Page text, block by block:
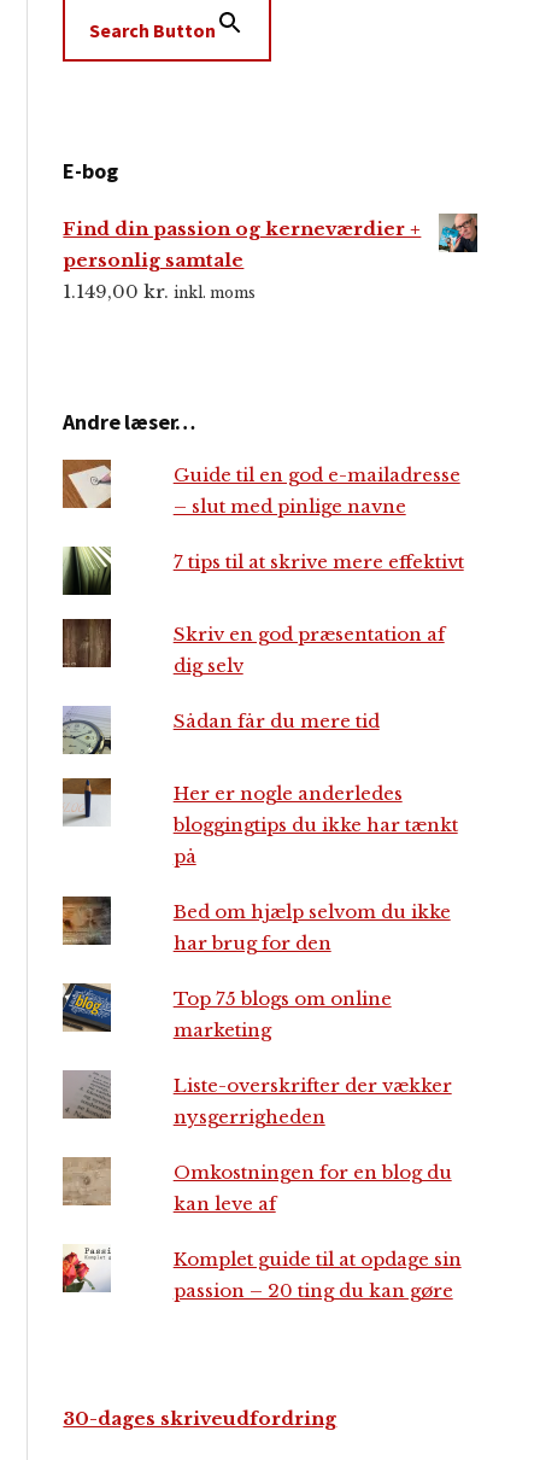
Search Button
E-bog
Find din passion og kerneværdier +
personlig samtale
1.149,00kr. inkl. moms
Andre læser…
Guide til en god e-mailadresse
– slut med pinlige navne
7 tips til at skrive mere effektivt
Skriv en god præsentation af
dig selv
Sådan får du mere tid
Her er nogle anderledes
bloggingtips du ikke har tænkt
på
Bed om hjælp selvom du ikke
har brug for den
Top 75 blogs om online
marketing
Liste-overskrifter der vækker
nysgerrigheden
Omkostningen for en blog du
kan leve af
Komplet guide til at opdage sin
passion – 20 ting du kan gøre
30-dages skriveudfordring